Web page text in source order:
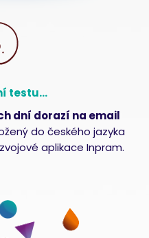
testu...
dní dorazí na email
do českého jazyka
aplikace Inpram.